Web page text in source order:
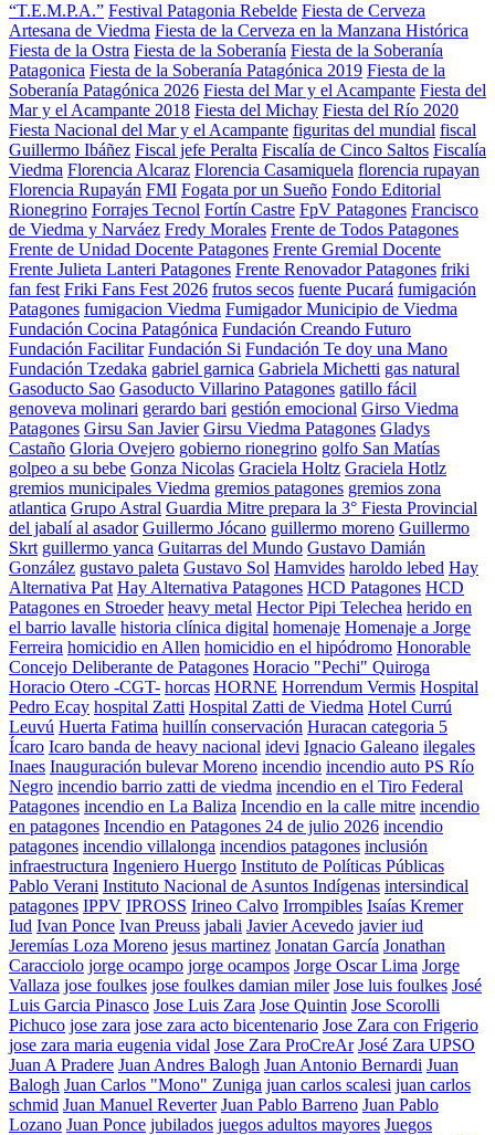
“T.E.M.P.A.” Festival Patagonia Rebelde Fiesta de Cerveza
Artesana de Viedma Fiesta de la Cerveza en la Manzana Histórica
Fiesta de la Ostra Fiesta de la Soberanía Fiesta de la Soberanía
Patagonica Fiesta de la Soberanía Patagónica 2019 Fiesta de la
Soberanía Patagónica 2026 Fiesta del Mar y el Acampante Fiesta del
Mar y el Acampante 2018 Fiesta del Michay Fiesta del Río 2020
Fiesta Nacional del Mar y el Acampante figuritas del mundial fiscal
Guillermo Ibáñez Fiscal jefe Peralta Fiscalía de Cinco Saltos Fiscalía
Viedma Florencia Alcaraz Florencia Casamiquela florencia rupayan
Florencia Rupayán FMI Fogata por un Sueño Fondo Editorial
Rionegrino Forrajes Tecnol Fortín Castre FpV Patagones Francisco
de Viedma y Narváez Fredy Morales Frente de Todos Patagones
Frente de Unidad Docente Patagones Frente Gremial Docente
Frente Julieta Lanteri Patagones Frente Renovador Patagones friki
fan fest Friki Fans Fest 2026 frutos secos fuente Pucará fumigación
Patagones fumigacion Viedma Fumigador Municipio de Viedma
Fundación Cocina Patagónica Fundación Creando Futuro
Fundación Facilitar Fundación Si Fundación Te doy una Mano
Fundación Tzedaka gabriel garnica Gabriela Michetti gas natural
Gasoducto Sao Gasoducto Villarino Patagones gatillo fácil
genoveva molinari gerardo bari gestión emocional Girso Viedma
Patagones Girsu San Javier Girsu Viedma Patagones Gladys
Castaño Gloria Ovejero gobierno rionegrino golfo San Matías
golpeo a su bebe Gonza Nicolas Graciela Holtz Graciela Hotlz
gremios municipales Viedma gremios patagones gremios zona
atlantica Grupo Astral Guardia Mitre prepara la 3° Fiesta Provincial
del jabalí al asador Guillermo Jócano guillermo moreno Guillermo
Skrt guillermo yanca Guitarras del Mundo Gustavo Damián
González gustavo paleta Gustavo Sol Hamvides haroldo lebed Hay
Alternativa Pat Hay Alternativa Patagones HCD Patagones HCD
Patagones en Stroeder heavy metal Hector Pipi Telechea herido en
el barrio lavalle historia clínica digital homenaje Homenaje a Jorge
Ferreira homicidio en Allen homicidio en el hipódromo Honorable
Concejo Deliberante de Patagones Horacio "Pechi" Quiroga
Horacio Otero -CGT- horcas HORNE Horrendum Vermis Hospital
Pedro Ecay hospital Zatti Hospital Zatti de Viedma Hotel Currú
Leuvú Huerta Fatima huillín conservación Huracan categoria 5
Ícaro Icaro banda de heavy nacional idevi Ignacio Galeano ilegales
Inaes Inauguración bulevar Moreno incendio incendio auto PS Río
Negro incendio barrio zatti de viedma incendio en el Tiro Federal
Patagones incendio en La Baliza Incendio en la calle mitre incendio
en patagones Incendio en Patagones 24 de julio 2026 incendio
patagones incendio villalonga incendios patagones inclusión
infraestructura Ingeniero Huergo Instituto de Políticas Públicas
Pablo Verani Instituto Nacional de Asuntos Indígenas intersindical
patagones IPPV IPROSS Irineo Calvo Irrompibles Isaías Kremer
Iud Ivan Ponce Ivan Preuss jabali Javier Acevedo javier iud
Jeremías Loza Moreno jesus martinez Jonatan García Jonathan
Caracciolo jorge ocampo jorge ocampos Jorge Oscar Lima Jorge
Vallaza jose foulkes jose foulkes damian miler Jose luis foulkes José
Luis Garcia Pinasco Jose Luis Zara Jose Quintin Jose Scorolli
Pichuco jose zara jose zara acto bicentenario Jose Zara con Frigerio
jose zara maria eugenia vidal Jose Zara ProCreAr José Zara UPSO
Juan A Pradere Juan Andres Balogh Juan Antonio Bernardi Juan
Balogh Juan Carlos "Mono" Zuniga juan carlos scalesi juan carlos
schmid Juan Manuel Reverter Juan Pablo Barreno Juan Pablo
Lozano Juan Ponce jubilados juegos adultos mayores Juegos